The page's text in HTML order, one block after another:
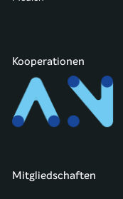
Kooperationen
Mitgliedschaften